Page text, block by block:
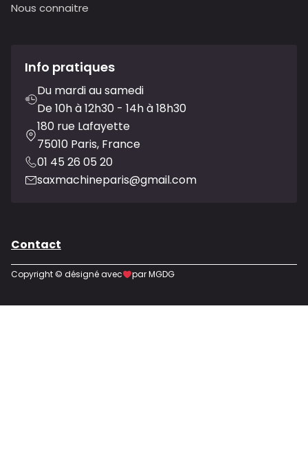
Nous connaitre
Info pratiques
Du mardi au samedi
De 10h à 12h30 - 14h à 18h30
180 rue Lafayette
75010 Paris, France
01 45 26 05 20
saxmachineparis@gmail.com
Contact
Copyright © désigné avec par MGDG